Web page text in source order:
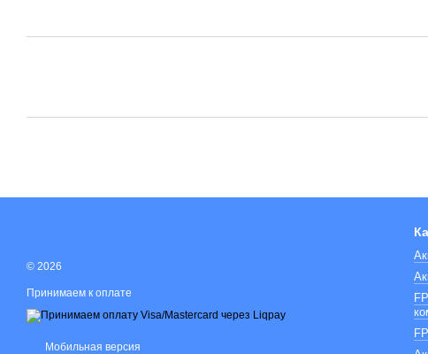
© 2026
Принимаем к оплате
Мобильная версия